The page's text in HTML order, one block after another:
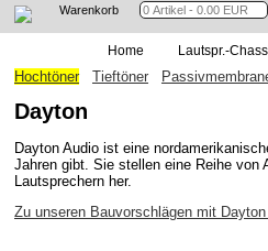
Warenkorb
Home Lautspr.-
Hochtöner Tieftöner
Dayton
Dayton Audio ist eine
Jahren gibt. Sie stellen eine Reihe von
Lautsprechern her.
Zu unseren Bauvorschlägen mit Dayton